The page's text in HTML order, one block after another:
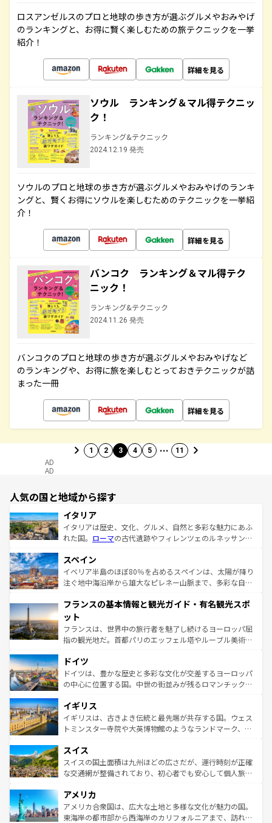
ロスアンゼルスのプロと地球の歩き方が選ぶグルメやおみやげ
のランキングと、お得に賢く楽しむための旅テクニックを一挙
紹介！
詳細を見る
ソウル ランキング＆マル得テクニッ
ク！
ランキング&テクニック
2024.12.19 発売
ソウルのプロと地球の歩き方が選ぶグルメやおみやげのランキ
ングと、賢くお得にソウルを楽しむためのテクニックを一挙紹
介！
詳細を見る
バンコク ランキング＆マル得テク
ニック！
ランキング&テクニック
2024.11.26 発売
バンコクのプロと地球の歩き方が選ぶグルメやおみやげなど
のランキングや、お得に旅を楽しむとっておきテクニックが詰
まった一冊
詳細を見る
1 2 3 4 5 … 11
AD
AD
人気の国と地域から探す
イタリア
イタリアは歴史、文化、グルメ、自然と多彩な魅力にあふ
れた国。 ローマの古代遺跡やフィレンツェのルネッサンス
ろん、トスカーナの美しい田園風景やアマルフィ海岸の絶
景など、自然景観も見逃せない。観光の合間には、本場の
ピザやパスタなど、絶品のイタリア料理を堪能することも
ませてくれるイタリアで、忘れられない旅をしてみよう！
なお、新着のイタリア情報は
しい。
スペイン
イベリア半島のほぼ80％を占めるスペインは、太陽が降り
注ぐ地中海沿岸から雄大なピレネー山脈まで、多彩な自然
文化が根付くこの国では、情熱的なフラメンコ、熱気あふ
れる闘牛、そして美味しいタパスが生活の一部となってい
る。首都マドリードの洗練された雰囲気や、バルセロナの
アートに溢れた街角から、地方では古代ローマ遺跡や中世
せる。地方によって風土や気候が異なるスペインはその個
性で訪れる人を魅了する。 なお、新着のスペイン情報は コ
ンテンツ一覧を参照してほしい。
フランスの基本情報と観光ガイド・有名観光スポ
ット
フランスは、世界中の旅行者を魅了し続けるヨーロッパ屈
指の観光地だ。首都パリのエッフェル塔やルーブル美術館
で、幅広い魅力が詰まっている。華麗な宮殿、歴史的な大
聖堂、美しいビーチ、そして豊かな自然が、訪れる者を心
から魅了する。また、フランスは美食の国としても知ら
いる。シャンパンの発祥地であるランス、プロヴァンスの
香り高いラベンダー畑など、多彩な楽しみ方が可能だ。さ
らに、パリ以外の地域にも魅力が溢れており、どの街角に
れる地方に足を運ぶとそれぞれで全く異なる文化を体験で
きるだろう。 なお、新着のフランス情報はコンテンツ一覧
を参照してほしい。
ドイツ
ドイツは、豊かな歴史と多彩な文化が交差するヨーロッパ
の中心に位置する国。中世の街並みが残るロマンチック街
顔を持つこの国は、どこを歩いても飽きることがない。ベ
ルリンの文化的活気、バイエルン州のアルプスの絶景、そ
してライン川沿いのワイン畑といった風景は必見。ビール
は、お酒好きな人にはぜひ体験してほしい。 なお、新着の
ドイツ情報はコンテンツ一覧を参照してほしい。
イギリス
イギリスは、古きよき伝統と最先端が共存する国。ウェス
トミンスター寺院や大英博物館のようなランドマーク、歴
リアごとに異なる魅力がある。また、優雅なアフタヌーン
ティー、ビール好きにはたまらない英国パブ、サッカー観
戦など、本場だからこそできる体験も豊富。イギリスを旅
ンツ一覧を参照してほしい。
スイス
スイスの国土面積は九州ほどの広さだが、運行時刻が正確
な交通網が整備されており、初心者でも安心して個人旅行
の建物がそのまま残る町や、スイスならではのユニークな
博物館もあり、アルプス観光だけでなく町歩きも満喫する
ことができる。国民の所得が高いため物価も高いが、旅行
アメリカ
アメリカ合衆国は、広大な土地と多様な文化が魅力の国。
東海岸の都市部から西海岸のカリフォルニアまで、訪れる